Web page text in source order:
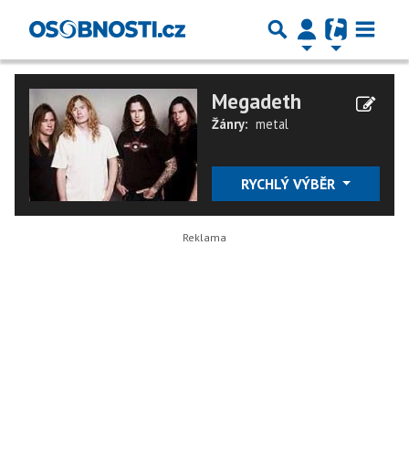
Megadeth
Žánry: metal
RYCHLÝ VÝBĚR